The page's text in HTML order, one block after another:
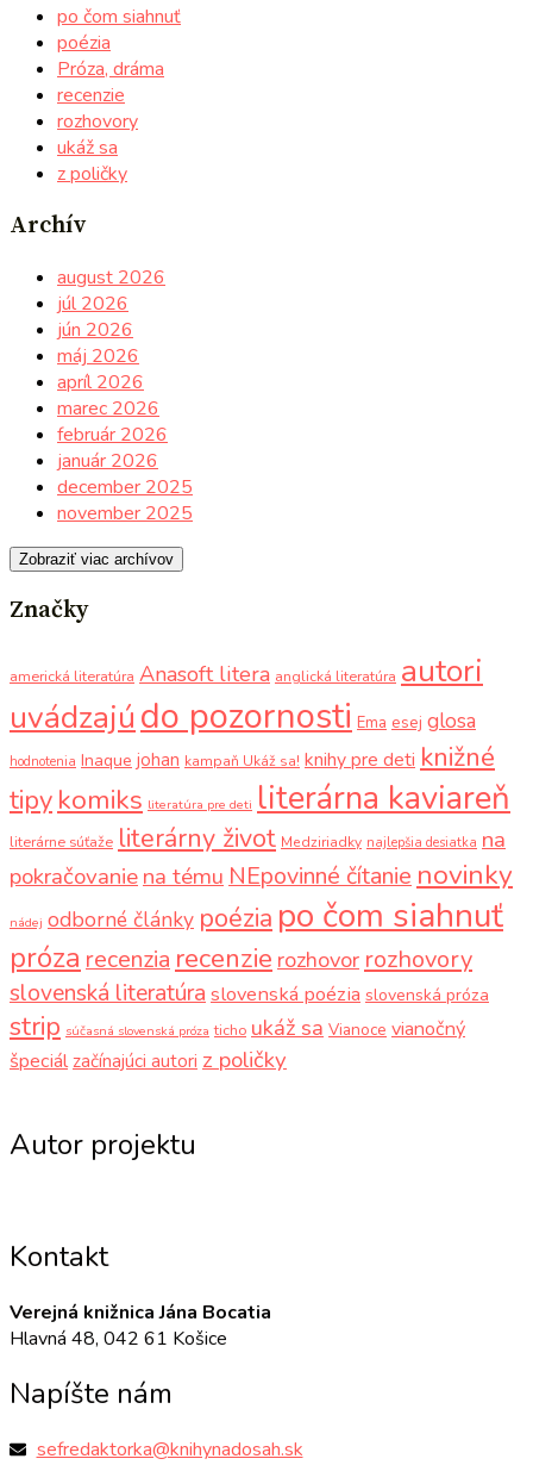
po čom siahnuť
poézia
Próza, dráma
recenzie
rozhovory
ukáž sa
z poličky
Archív
august 2026
júl 2026
jún 2026
máj 2026
apríl 2026
marec 2026
február 2026
január 2026
december 2025
november 2025
Zobraziť viac archívov
Značky
americká literatúra Anasoft litera anglická literatúra autori
uvádzajúdo pozornosti Ema esej glosa
hodnotenia Inaque johan kampaň Ukáž sa! knihy pre deti knižné
tipy komiks literatúra pre deti literárna kaviareň
literárne súťaže literárny život Medziriadky najlepšia desiatka na
pokračovaniena tému NEpovinné čítanie novinky
nádej odborné články poézia po čom siahnuť
próza recenzia recenzie rozhovor rozhovory
slovenská literatúra slovenská poézia slovenská próza
strip súčasná slovenská próza ticho ukáž sa Vianoce vianočný
špeciál začínajúci autori z poličky
Autor projektu
Kontakt
Verejná knižnica Jána Bocatia
Hlavná 48, 042 61 Košice
Napíšte nám
sefredaktorka@knihynadosah.sk